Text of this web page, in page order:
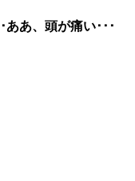
ああ、頭が痛い･･･